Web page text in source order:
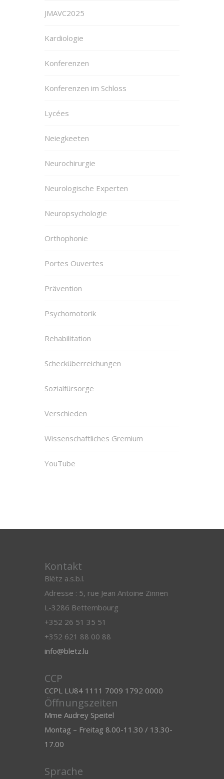
JMAVC2025
Kardiologie
Konferenzen
Konferenzen im Schloss
Lycées
Neiegkeeten
Neurochirurgie
Neurologische Experten
Neuropsychologie
Orthophonie
Portes Ouvertes
Prävention
Psychomotorik
Rehabilitation
Schecküberreichungen
Sozialfürsorge
Verschieden
Wissenschaftliches Gremium
YouTube
Kontakt
Blëtz a.s.b.l.
Adresse : 5, rue Jean Antoine Zinnen
L-3286 Bettembourg
+352 26 51 35 51
+352 621 88 00 88
info@bletz.lu
CCP
CCPL LU84 1111 7009 1792 0000
Öffnungszeiten
Mme Audrey Speitel
Montag – Freitag 8.00-11.30 / 13.30-
17.00
Sprache